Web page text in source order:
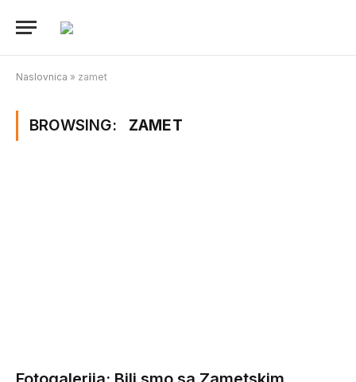
Naslovnica » zamet
BROWSING: ZAMET